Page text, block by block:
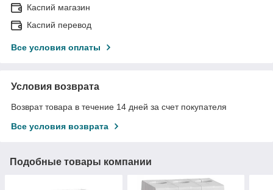
Каспий магазин
Каспий перевод
Все условия оплаты
Условия возврата
Возврат товара в течение 14 дней за счет покупателя
Все условия возврата
Подобные товары компании